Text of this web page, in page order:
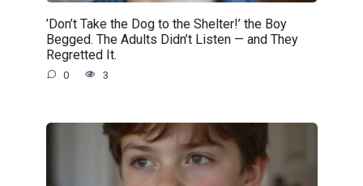
’Don’t Take the Dog to the Shelter!’ the Boy
Begged. The Adults Didn’t Listen — and They
Regretted It.
0 3